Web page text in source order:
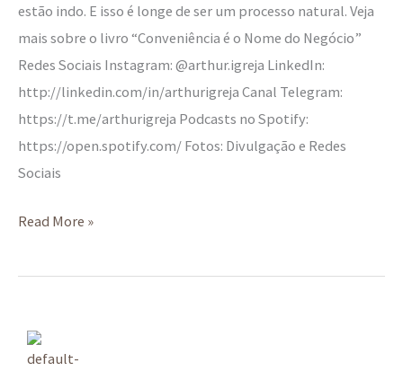
estão indo. E isso é longe de ser um processo natural. Veja
mais sobre o livro “Conveniência é o Nome do Negócio”
Redes Sociais Instagram: @arthur.igreja LinkedIn:
http://linkedin.com/in/arthurigreja Canal Telegram:
https://t.me/arthurigreja Podcasts no Spotify:
https://open.spotify.com/ Fotos: Divulgação e Redes
Sociais
Read More »